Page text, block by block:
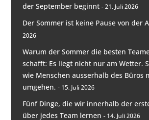
der September beginnt
21. Juli 2026
Der Sommer ist keine Pause von der
2026
Warum der Sommer die besten
schafft: Es liegt nicht nur am Wetter.
wie Menschen ausserhalb des Büros
umgehen.
15. Juli 2026
Fünf Dinge, die wir innerhalb der
über jedes Team lernen
14. Juli 2026